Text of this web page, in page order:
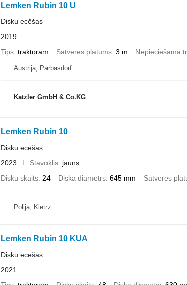
Lemken Rubin 10 U
Disku ecēšas
2019
Tips traktoram Satveres platums 3 m Nepieciešamā
Austrija, Parbasdorf
Katzler GmbH & Co.KG
Lemken Rubin 10
Disku ecēšas
2023
Stāvoklis jauns
Disku skaits 24 Diska diametrs 645 mm Satveres
Polija, Kietrz
Lemken Rubin 10 KUA
Disku ecēšas
2021